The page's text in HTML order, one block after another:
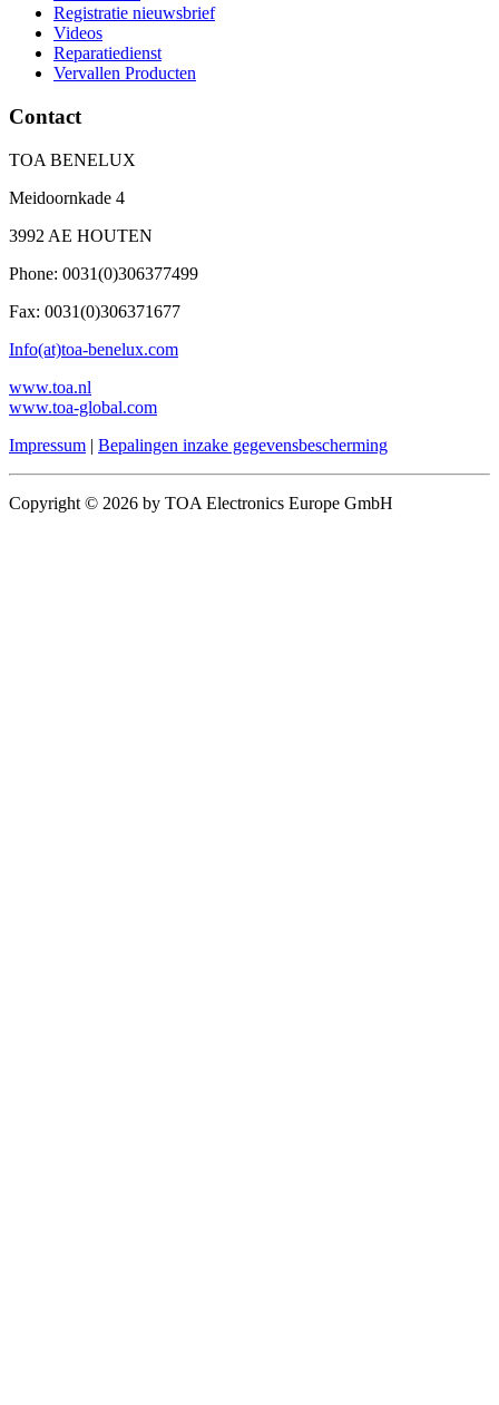
Registratie nieuwsbrief
Videos
Reparatiedienst
Vervallen Producten
Contact
TOA BENELUX
Meidoornkade 4
3992 AE HOUTEN
Phone: 0031(0)306377499
Fax: 0031(0)306371677
Info(at)toa-benelux.com
www.toa.nl
www.toa-global.com
Impressum | Bepalingen inzake gegevensbescherming
Copyright © 2026 by TOA Electronics Europe GmbH